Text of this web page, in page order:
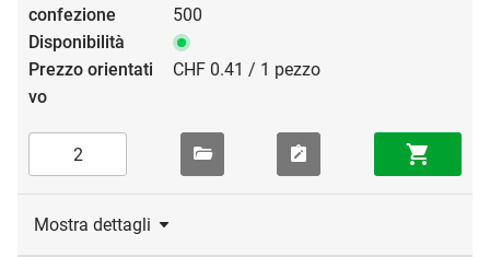
500
CHF 0.41 / 1 pezzo
Mostra dettagli